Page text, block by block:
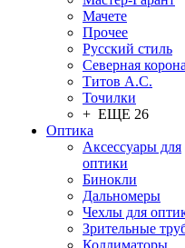
Мачете
Прочее
Русский стиль
Северная корона
Титов А.С.
Точилки
+ ЕЩЕ 26
Оптика
Аксессуары для
оптики
Бинокли
Дальномеры
Чехлы для
Зрительные
Коллиматоры